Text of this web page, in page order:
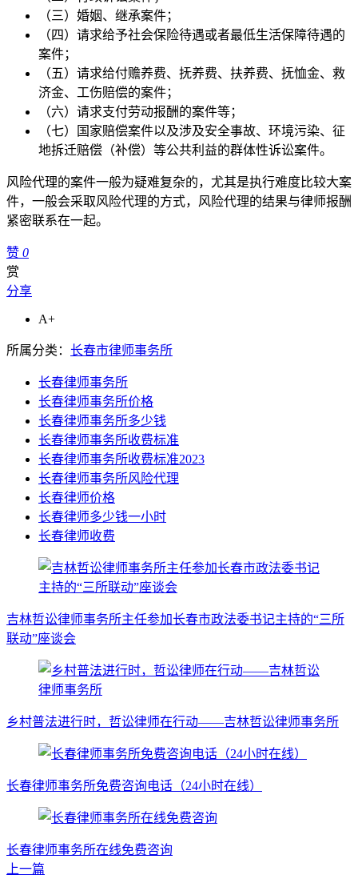
（三）婚姻、继承案件；
（四）请求给予社会保险待遇或者最低生活保障待遇的
案件；
（五）请求给付赡养费、抚养费、扶养费、抚恤金、救
济金、工伤赔偿的案件；
（六）请求支付劳动报酬的案件等；
（七）国家赔偿案件以及涉及安全事故、环境污染、征
地拆迁赔偿（补偿）等公共利益的群体性诉讼案件。
风险代理的案件一般为疑难复杂的，尤其是执行难度比较大案
件，一般会采取风险代理的方式，风险代理的结果与律师报酬
紧密联系在一起。
赞 0
赏
分享
A+
所属分类： 长春市律师事务所
长春律师事务所
长春律师事务所价格
长春律师事务所多少钱
长春律师事务所收费标准
长春律师事务所收费标准2023
长春律师事务所风险代理
长春律师价格
长春律师多少钱一小时
长春律师收费
吉林哲讼律师事务所主任参加长春市政法委书记主持的“三所
联动”座谈会
乡村普法进行时，哲讼律师在行动——吉林哲讼律师事务所
长春律师事务所免费咨询电话（24小时在线）
长春律师事务所在线免费咨询
上一篇